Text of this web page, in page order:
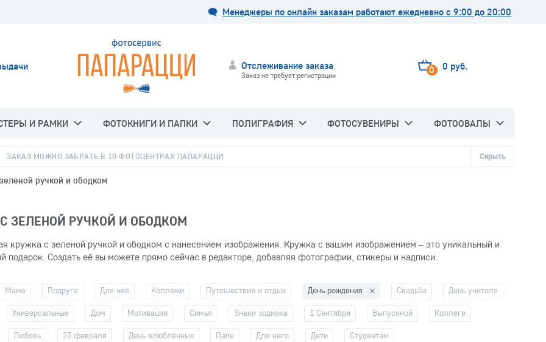
Менеджеры по онлайн заказам работают ежедневно с 9:00 до 20:00
Отслеживание заказа
Заказ не требует регистрации 0 0 руб.
И РАМКИ ФОТОКНИГИ И ПАПКИ ПОЛИГРАФИЯ ФОТОСУВЕНИРЫ ФОТООВАЛЫ
ЗАКАЗ МОЖНО ЗАБРАТЬ В 10 ФОТОЦЕНТРАХ ПАПАРАЦЦИ Скрыть
ручкой и ободком
ЗЕЛЕНОЙ РУЧКОЙ И ОБОДКОМ
кружка с зеленой ручкой и ободком с нанесением изображения. Кружка с вашим изображением – это уникальный и
подарок. Создать её вы можете прямо сейчас в редакторе, добавляя фотографии, стикеры и надписи.
Маме Подруге Для неё Коллажи Путешествия и отдых День рождения Свадьба День учителя
Универсальные Дом Мотивация Семья Знаки зодиака 1 Сентября Выпускной Коллеге
Любовь 23 февраля День влюблённых Папе Для него Дети Студентам